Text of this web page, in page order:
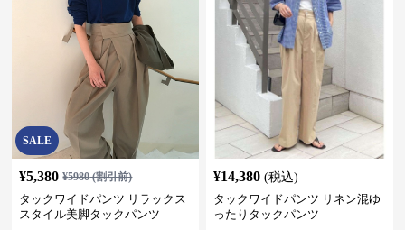
SALE
¥5,380 ¥5980(割引前)
タックワイドパンツ リラックス
スタイル美脚タックパンツ
¥14,380 (税込)
タックワイドパンツ リネン混ゆ
ったりタックパンツ